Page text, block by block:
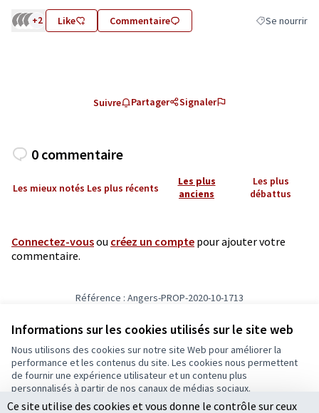
Informations sur les cookies utilisés sur le site web
Nous utilisons des cookies sur notre site Web pour améliorer la
performance et les contenus du site. Les cookies nous permettent
de fournir une expérience utilisateur et un contenu plus
personnalisés à partir de nos canaux de médias sociaux.
Tout accepter
+2 Like Commentaire Filtrer les
Se nourrir
Suivre Partager Signaler
0 commentaire
Les mieux notés Les plus récents
Les plus
anciens
Les plus
débattus
Connectez-vousou créez un compte pour ajouter votre
commentaire.
Référence : Angers-PROP-2020-10-1713
Conditions d'utilisation
Paramètres des cookies
Ecrivons Angers sur X
(Lien externe)
Ecrivons Angers sur Facebook
(Lien externe)
Ce site utilise des cookies et vous donne le contrôle sur ceux